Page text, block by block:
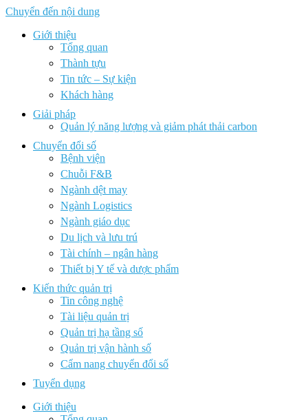
Chuyển đến nội dung
Giới thiệu
Tổng quan
Thành tựu
Tin tức – Sự kiện
Khách hàng
Giải pháp
Quản lý năng lượng và giảm phát thải carbon
Chuyển đổi số
Bệnh viện
Chuỗi F&B
Ngành dệt may
Ngành Logistics
Ngành giáo dục
Du lịch và lưu trú
Tài chính – ngân hàng
Thiết bị Y tế và dược phẩm
Kiến thức quản trị
Tin công nghệ
Tài liệu quản trị
Quản trị hạ tầng số
Quản trị vận hành số
Cẩm nang chuyển đổi số
Tuyển dụng
Giới thiệu